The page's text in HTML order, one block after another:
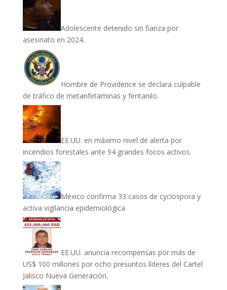
Adolescente detenido sin fianza por
asesinato en 2024.
Hombre de Providence se declara culpable
de tráfico de metanfetaminas y fentanilo.
EE.UU. en máximo nivel de alerta por
incendios forestales ante 94 grandes focos activos.
México confirma 33 casos de cyclospora y
activa vigilancia epidemiológica
EE.UU. anuncia recompensas por más de
US$ 100 millones por ocho presuntos líderes del Cartel
Jalisco Nueva Generación.